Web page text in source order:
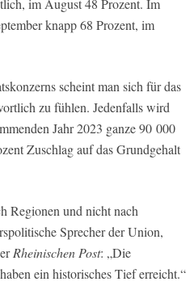
knapp 68 Prozent, im
scheint man sich für das
zu fühlen. Jedenfalls wird
Jahr 2023 ganze 90 000
Zuschlag auf das Grundgehalt
Regionen und nicht nach
Sprecher der Union,
Rheinischen Post: „Die
ein historisches Tief erreicht.“